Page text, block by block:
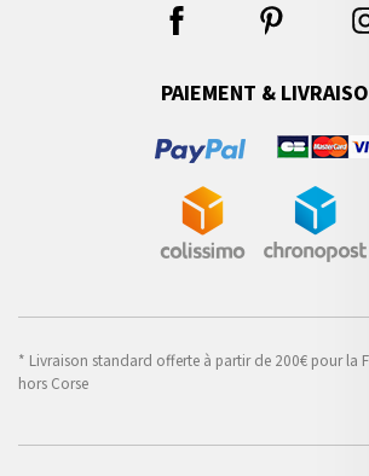
PAIEMENT &
* Livraison standard offerte à partir de 200€ pour la
hors Corse